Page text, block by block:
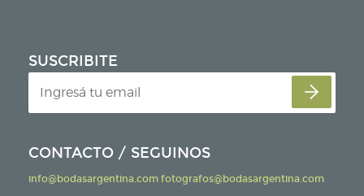
SUSCRIBITE
CONTACTO / SEGUINOS
info@bodasargentina.com fotografos@bodasargentina.com